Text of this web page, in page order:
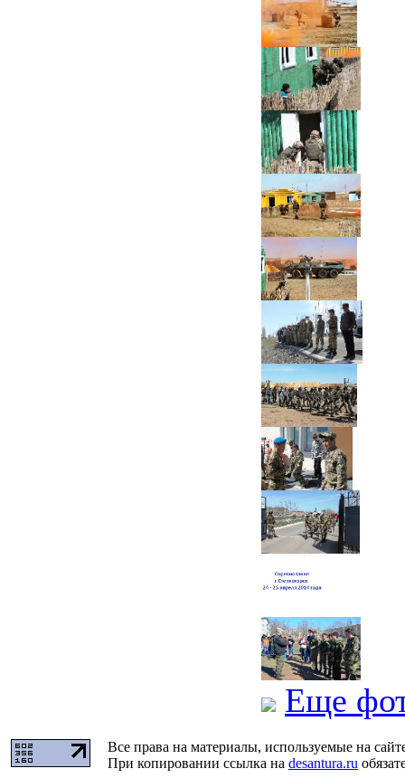
Еще
Все права на материалы, используемые на
При копировании ссылка на desantura.ru